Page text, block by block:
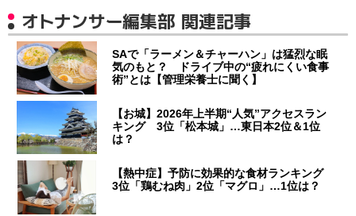
オトナンサー編集部 関連記事
SAで「ラーメン＆チャーハン」は猛烈な眠
気のもと？ ドライブ中の“疲れにくい食事
術”とは【管理栄養士に聞く】
【お城】2026年上半期“人気”アクセスラン
キング 3位「松本城」…東日本2位＆1位
は？
【熱中症】予防に効果的な食材ランキング
3位「鶏むね肉」2位「マグロ」…1位は？